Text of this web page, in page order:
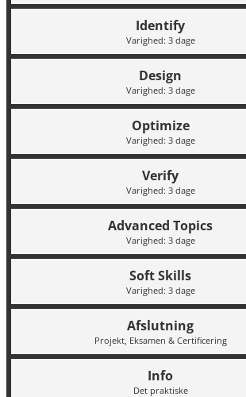
Identify
Varighed: 3 dage
Design
Varighed: 3 dage
Optimize
Varighed: 3 dage
Verify
Varighed: 3 dage
Advanced Topics
Varighed: 3 dage
Soft Skills
Varighed: 3 dage
Afslutning
Projekt, Eksamen & Certificering
Info
Det praktiske